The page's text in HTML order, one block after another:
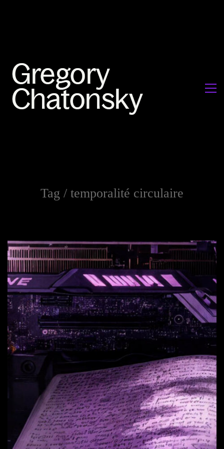
Tag / temporalité circulaire